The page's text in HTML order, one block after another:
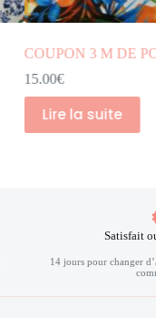
15.00 €
Ajouter au
Satisfait
14 jours pour changer